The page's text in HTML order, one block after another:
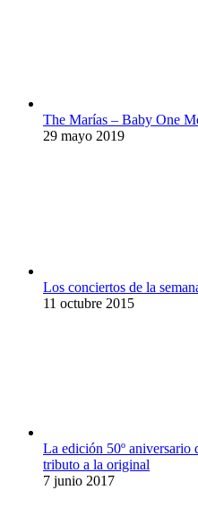
The Marías – Baby One
29 mayo 2019
Los conciertos de la
11 octubre 2015
La edición 50º aniversario
tributo a la original
7 junio 2017